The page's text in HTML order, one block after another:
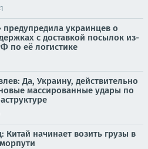
предупредила украинцев о
с доставкой посылок из-
по её логистике
Да, Украину, действительно
массированные удары по
Китай начинает возить грузы в